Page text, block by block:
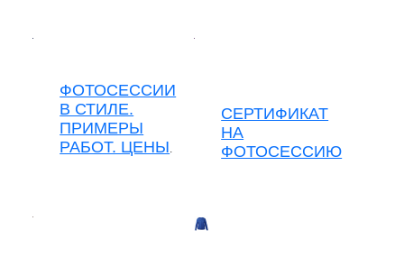
ФОТОСЕССИИ
В СТИЛЕ.
ПРИМЕРЫ
РАБОТ. ЦЕНЫ.
СЕРТИФИКАТ
НА
ФОТОСЕССИЮ